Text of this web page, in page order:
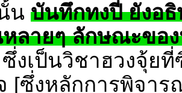
น บันทึกทงปี่ ยังอ
หลายๆ ลักษณะขอ
ซึ่งเป็นวิชาฮวงจุ้ย
[ซึ่งหลักการพิจา